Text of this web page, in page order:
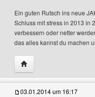
Ein guten Rutsch ins neue
Schluss mit stress in 2013 in
verbessern oder netter
das alles kannst du machen
Website dieses
03.01.2014 um 16:17